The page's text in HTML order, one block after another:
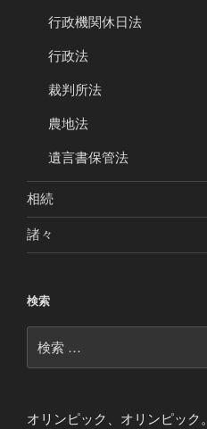
行政機関休日法
行政法
裁判所法
農地法
遺言書保管法
相続
諸々
検索
索:
オリンピック、オリンピック